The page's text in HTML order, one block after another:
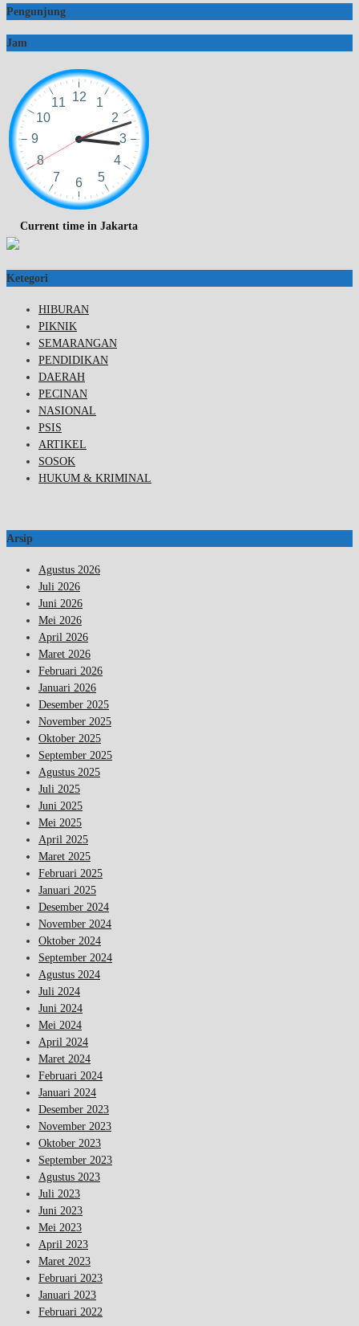
Pengunjung
Jam
Current time in Jakarta
Ketegori
HIBURAN
PIKNIK
SEMARANGAN
PENDIDIKAN
DAERAH
PECINAN
NASIONAL
PSIS
ARTIKEL
SOSOK
HUKUM & KRIMINAL
Arsip
Agustus 2026
Juli 2026
Juni 2026
Mei 2026
April 2026
Maret 2026
Februari 2026
Januari 2026
Desember 2025
November 2025
Oktober 2025
September 2025
Agustus 2025
Juli 2025
Juni 2025
Mei 2025
April 2025
Maret 2025
Februari 2025
Januari 2025
Desember 2024
November 2024
Oktober 2024
September 2024
Agustus 2024
Juli 2024
Juni 2024
Mei 2024
April 2024
Maret 2024
Februari 2024
Januari 2024
Desember 2023
November 2023
Oktober 2023
September 2023
Agustus 2023
Juli 2023
Juni 2023
Mei 2023
April 2023
Maret 2023
Februari 2023
Januari 2023
Februari 2022